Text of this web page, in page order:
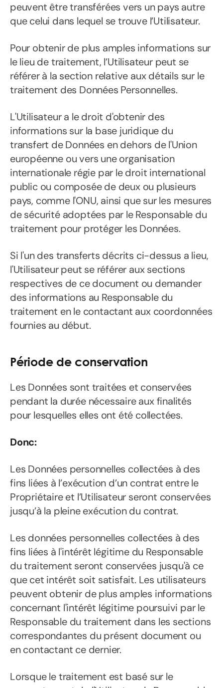
peuvent être transférées vers un pays autre
que celui dans lequel se trouve l’Utilisateur.
Pour obtenir de plus amples informations sur
le lieu de traitement, l’Utilisateur peut se
référer à la section relative aux détails sur le
traitement des Données Personnelles.
L'Utilisateur a le droit d'obtenir des
informations sur la base juridique du
transfert de Données en dehors de l'Union
européenne ou vers une organisation
internationale régie par le droit international
public ou composée de deux ou plusieurs
pays, comme l'ONU, ainsi que sur les mesures
de sécurité adoptées par le Responsable du
traitement pour protéger les Données.
Si l'un des transferts décrits ci-dessus a lieu,
l'Utilisateur peut se référer aux sections
respectives de ce document ou demander
des informations au Responsable du
traitement en le contactant aux coordonnées
fournies au début.
Période de conservation
Les Données sont traitées et conservées
pendant la durée nécessaire aux finalités
pour lesquelles elles ont été collectées.
Donc:
Les Données personnelles collectées à des
fins liées à l’exécution d’un contrat entre le
Propriétaire et l’Utilisateur seront conservées
jusqu’à la pleine exécution du contrat.
Les données personnelles collectées à des
fins liées à l'intérêt légitime du Responsable
du traitement seront conservées jusqu'à ce
que cet intérêt soit satisfait. Les utilisateurs
peuvent obtenir de plus amples informations
concernant l'intérêt légitime poursuivi par le
Responsable du traitement dans les sections
correspondantes du présent document ou
en contactant ce dernier.
Lorsque le traitement est basé sur le